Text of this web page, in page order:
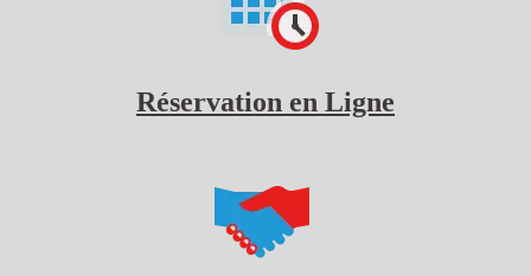
Réservation en Ligne